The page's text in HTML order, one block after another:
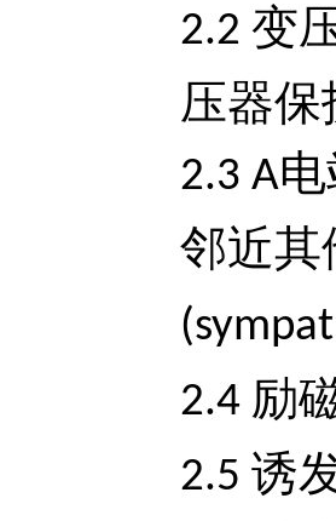
2.2 变
压器
2.3 A
邻近其
2.4 励
2.5 诱